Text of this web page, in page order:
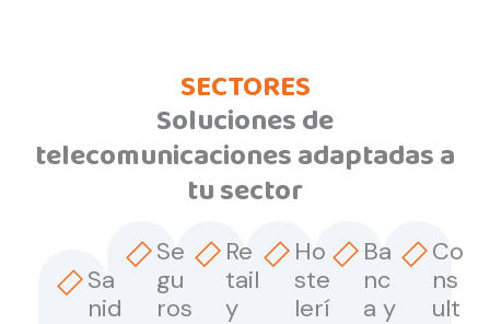
SECTORES
Soluciones de
telecomunicaciones adaptadas a
tu sector
Sa
nid
Se
gu
ros
Re
tail
y
Ho
ste
lerí
Ba
nc
a y
Co
ns
ult